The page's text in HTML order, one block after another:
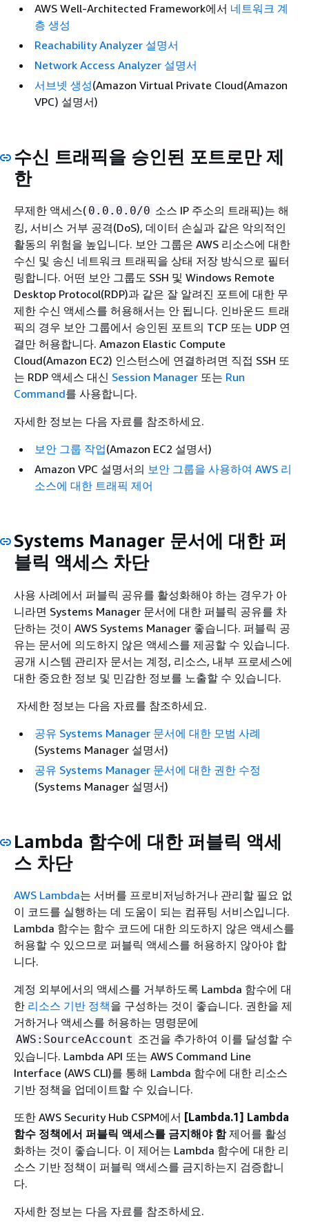
AWS Well-Architected Framework에서 네트워크 계
층 생성
Reachability Analyzer 설명서
Network Access Analyzer 설명서
서브넷 생성(Amazon Virtual Private Cloud(Amazon
VPC) 설명서)
수신 트래픽을 승인된 포트로만 제
한
무제한 액세스( 0.0.0.0/0 소스 IP 주소의 트래픽)는 해
킹, 서비스 거부 공격(DoS), 데이터 손실과 같은 악의적인
활동의 위험을 높입니다. 보안 그룹은 AWS 리소스에 대한
수신 및 송신 네트워크 트래픽을 상태 저장 방식으로 필터
링합니다. 어떤 보안 그룹도 SSH 및 Windows Remote
Desktop Protocol(RDP)과 같은 잘 알려진 포트에 대한 무
제한 수신 액세스를 허용해서는 안 됩니다. 인바운드 트래
픽의 경우 보안 그룹에서 승인된 포트의 TCP 또는 UDP 연
결만 허용합니다. Amazon Elastic Compute
Cloud(Amazon EC2) 인스턴스에 연결하려면 직접 SSH 또
는 RDP 액세스 대신 Session Manager 또는 Run
Command를 사용합니다.
자세한 정보는 다음 자료를 참조하세요.
보안 그룹 작업(Amazon EC2 설명서)
Amazon VPC 설명서의 보안 그룹을 사용하여 AWS 리
소스에 대한 트래픽 제어
Systems Manager 문서에 대한 퍼
블릭 액세스 차단
사용 사례에서 퍼블릭 공유를 활성화해야 하는 경우가 아
니라면 Systems Manager 문서에 대한 퍼블릭 공유를 차
단하는 것이 AWS Systems Manager 좋습니다. 퍼블릭 공
유는 문서에 의도하지 않은 액세스를 제공할 수 있습니다.
공개 시스템 관리자 문서는 계정, 리소스, 내부 프로세스에
대한 중요한 정보 및 민감한 정보를 노출할 수 있습니다.
자세한 정보는 다음 자료를 참조하세요.
공유 Systems Manager 문서에 대한 모범 사례
(Systems Manager 설명서)
공유 Systems Manager 문서에 대한 권한 수정
(Systems Manager 설명서)
Lambda 함수에 대한 퍼블릭 액세
스 차단
AWS Lambda는 서버를 프로비저닝하거나 관리할 필요 없
이 코드를 실행하는 데 도움이 되는 컴퓨팅 서비스입니다.
Lambda 함수는 함수 코드에 대한 의도하지 않은 액세스를
허용할 수 있으므로 퍼블릭 액세스를 허용하지 않아야 합
니다.
계정 외부에서의 액세스를 거부하도록 Lambda 함수에 대
한 리소스 기반 정책을 구성하는 것이 좋습니다. 권한을 제
거하거나 액세스를 허용하는 명령문에
AWS:SourceAccount 조건을 추가하여 이를 달성할 수
있습니다. Lambda API 또는 AWS Command Line
Interface (AWS CLI)를 통해 Lambda 함수에 대한 리소스
기반 정책을 업데이트할 수 있습니다.
또한 AWS Security Hub CSPM에서 [Lambda.1] Lambda
함수 정책에서 퍼블릭 액세스를 금지해야 함제어를 활성
화하는 것이 좋습니다. 이 제어는 Lambda 함수에 대한 리
소스 기반 정책이 퍼블릭 액세스를 금지하는지 검증합니
다.
자세한 정보는 다음 자료를 참조하세요.